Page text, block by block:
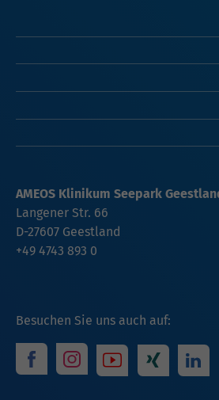
Besuchen Sie uns auch auf:
AMEOS Klinikum Seepark
Langener Str. 66
D-27607 Geestland
+49 4743 893 0